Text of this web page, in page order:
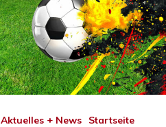
Aktuelles + News Startseite